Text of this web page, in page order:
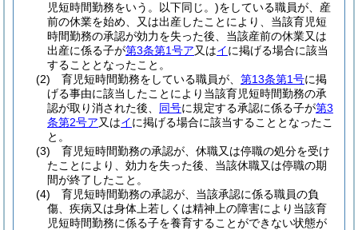
児短時間勤務をいう。以下同じ。)をしている職員が、産
前の休業を始め、又は出産したことにより、当該育児短
時間勤務の承認が効力を失った後、当該産前の休業又は
出産に係る子が第3条第1号ア又はイに掲げる場合に該当
することとなったこと。
(2)
育児短時間勤務をしている職員が、 第13条第1号に掲
げる事由に該当したことにより当該育児短時間勤務の承
認が取り消された後、 同号に規定する承認に係る子が第3
条第2号ア又はイに掲げる場合に該当することとなったこ
と。
(3)
育児短時間勤務の承認が、休職又は停職の処分を受け
たことにより、効力を失った後、当該休職又は停職の期
間が終了したこと。
(4)
育児短時間勤務の承認が、当該承認に係る職員の負
傷、疾病又は身体上若しくは精神上の障害により当該育
児短時間勤務に係る子を養育することができない状態が